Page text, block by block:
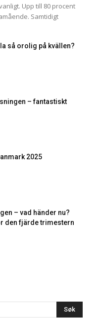
Upp till 80 procent
Samtidigt
så orolig på kvällen?
– fantastiskt
2025
– vad händer nu?
den fjärde trimestern
Søk